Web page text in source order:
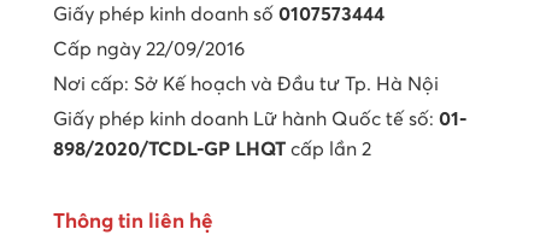
Giấy phép kinh doanh số 0107573444
Cấp ngày 22/09/2016
Nơi cấp: Sở Kế hoạch và Đầu tư Tp. Hà Nội
Giấy phép kinh doanh Lữ hành Quốc tế số: 01-
898/2020/TCDL-GP LHQT cấp lần 2
Thông tin liên hệ